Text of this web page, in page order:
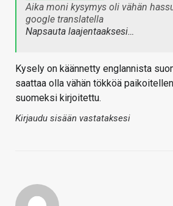
Aika moni kysymys oli vähän
google translatella
Napsauta laajentaaksesi…
Kysely on käännetty englannista
saattaa olla vähän tökköä
suomeksi kirjoitettu.
Kirjaudu sisään vastataksesi